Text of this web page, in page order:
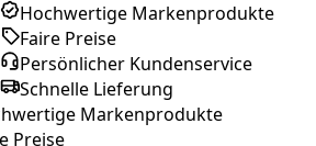
Hochwertige Markenprodukte
Faire Preise
Persönlicher Kundenservice
Schnelle Lieferung
Markenprodukte
Preise